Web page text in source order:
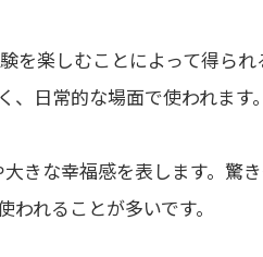
を楽しむことによって得ら
日常的な場面で使われます。
大きな幸福感を表します。驚
れることが多いです。